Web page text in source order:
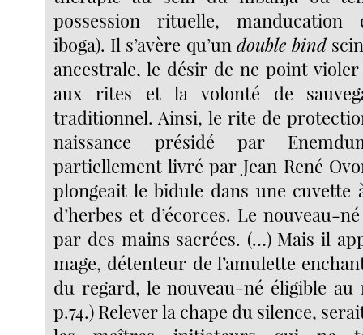
possession rituelle, manducation
iboga). Il s’avère qu’un double bind
ancestrale, le désir de ne point
aux rites et la volonté de
traditionnel. Ainsi, le rite de
naissance présidé par
partiellement livré par Jean René
plongeait le bidule dans une
d’herbes et d’écorces. Le nouveau-
par des mains sacrées. (…) Mais il
mage, détenteur de l’amulette
du regard, le nouveau-né éligible au
p.74.) Relever la chape du silence,